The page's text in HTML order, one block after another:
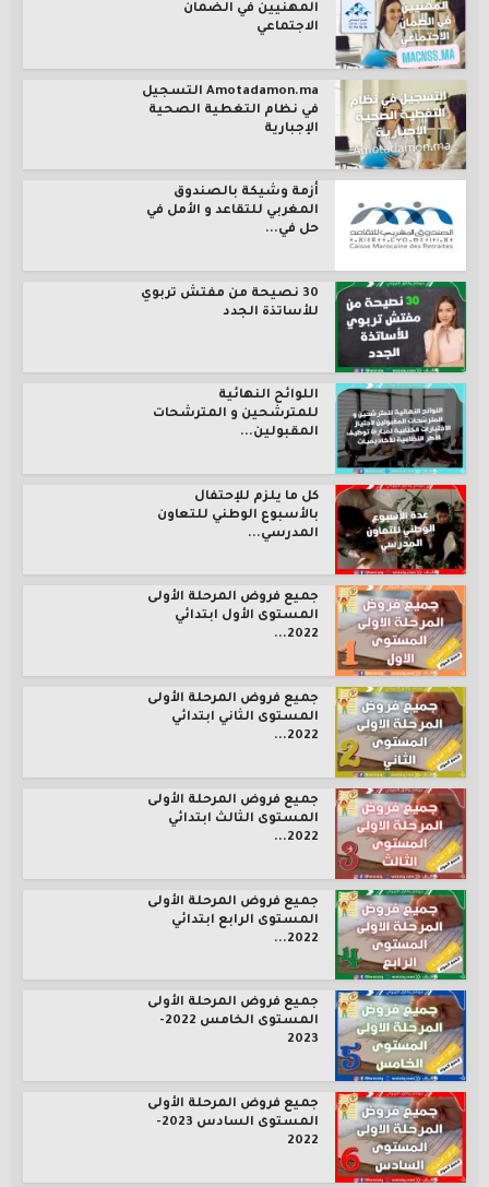
المهنيين في الضمان
الاجتماعي
Amotadamon.ma التسجيل
في نظام التغطية الصحية
الإجبارية
أزمة وشيكة بالصندوق
المغربي للتقاعد و الأمل في
حل في...
30 نصيحة من مفتش تربوي
للأساتذة الجدد
اللوائح النهائية
للمترشحين و المترشحات
المقبولين...
كل ما يلزم للإحتفال
بالأسبوع الوطني للتعاون
المدرسي...
جميع فروض المرحلة الأولى
المستوى الأول ابتدائي
2022...
جميع فروض المرحلة الأولى
المستوى الثاني ابتدائي
2022...
جميع فروض المرحلة الأولى
المستوى الثالث ابتدائي
2022...
جميع فروض المرحلة الأولى
المستوى الرابع ابتدائي
2022...
جميع فروض المرحلة الأولى
المستوى الخامس 2022-
2023
جميع فروض المرحلة الأولى
المستوى السادس 2023-
2022